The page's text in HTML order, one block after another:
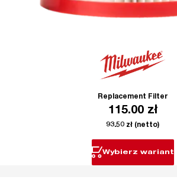
Replacement Filter
115.00 zł
93.50 zł (netto)
Wybierz wariant